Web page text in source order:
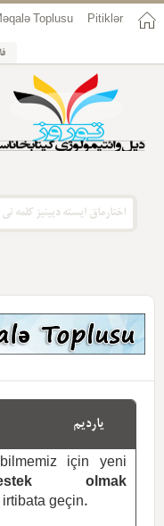
Pitiklər
Toplusu
یاردیم
bilmemiz için yeni
olmak
irtibata geçin.